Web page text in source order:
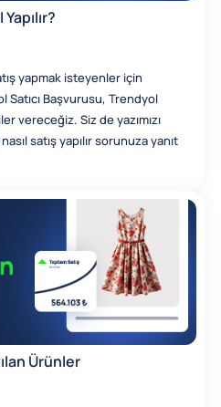
yapmak isteyenler için
Başvurusu, Trendyol
vereceğiz. Siz de yazımızı
satış yapılır sorunuza yanıt
Ürünler